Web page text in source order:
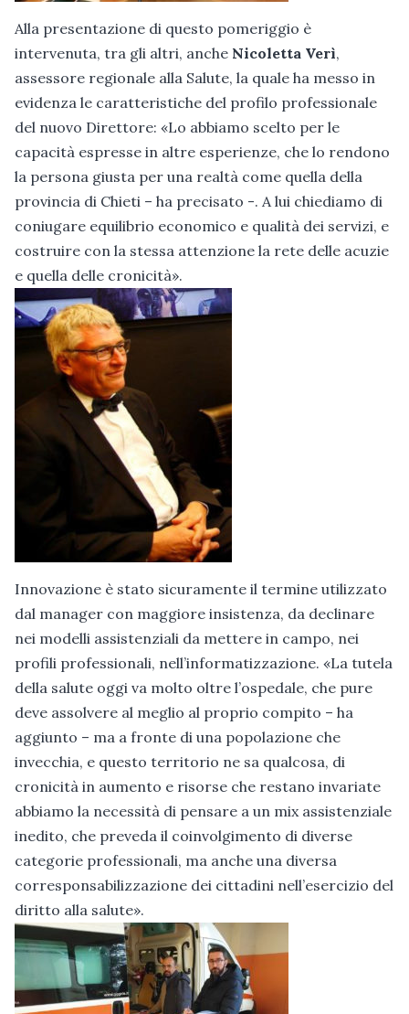
Alla presentazione di questo pomeriggio è
intervenuta, tra gli altri, anche Nicoletta Verì,
assessore regionale alla Salute, la quale ha messo in
evidenza le caratteristiche del profilo professionale
del nuovo Direttore: «Lo abbiamo scelto per le
capacità espresse in altre esperienze, che lo rendono
la persona giusta per una realtà come quella della
provincia di Chieti – ha precisato -. A lui chiediamo di
coniugare equilibrio economico e qualità dei servizi, e
costruire con la stessa attenzione la rete delle acuzie
e quella delle cronicità».
Innovazione è stato sicuramente il termine utilizzato
dal manager con maggiore insistenza, da declinare
nei modelli assistenziali da mettere in campo, nei
profili professionali, nell’informatizzazione. «La tutela
della salute oggi va molto oltre l’ospedale, che pure
deve assolvere al meglio al proprio compito – ha
aggiunto – ma a fronte di una popolazione che
invecchia, e questo territorio ne sa qualcosa, di
cronicità in aumento e risorse che restano invariate
abbiamo la necessità di pensare a un mix assistenziale
inedito, che preveda il coinvolgimento di diverse
categorie professionali, ma anche una diversa
corresponsabilizzazione dei cittadini nell’esercizio del
diritto alla salute».